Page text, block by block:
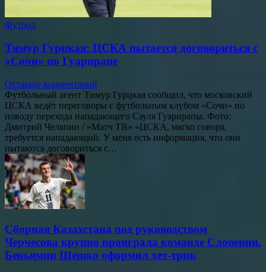
Футбол
Тимур Гурцкая: ЦСКА пытается договориться с
«Сочи» по Гуарирапе
Оставьте комментарий
Футбольный агент Тимур Гурцкая сообщил, что московский
ЦСКА ведёт переговоры с футбольным клубом «Сочи» по
поводу перехода нападающего Сауля Гуарирапы. Фото:
Дмитрий Челяпин / «Матч ТВ» «ЦСКА, мягко говоря,
требуется нападающий. У меня есть информация, что они
пытаются договориться с…
Сборная Казахстана под руководством
Черчесова крупно проиграла команде Словении.
Беньямин Шешко оформил хет-трик